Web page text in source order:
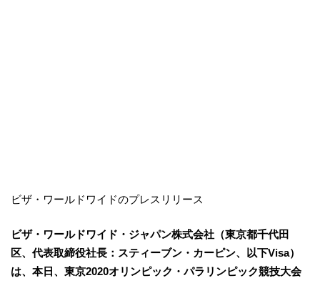
ビザ・ワールドワイドのプレスリリース
ビザ・ワールドワイド・ジャパン株式会社（東京都千代田
区、代表取締役社長：スティーブン・カーピン、以下Visa）
は、本日、東京2020オリンピック・パラリンピック競技大会